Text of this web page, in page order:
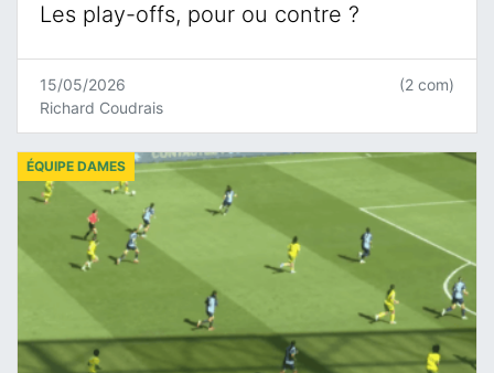
Les play-offs, pour ou contre ?
15/05/2026
Richard Coudrais
(2 com)
ÉQUIPE DAMES